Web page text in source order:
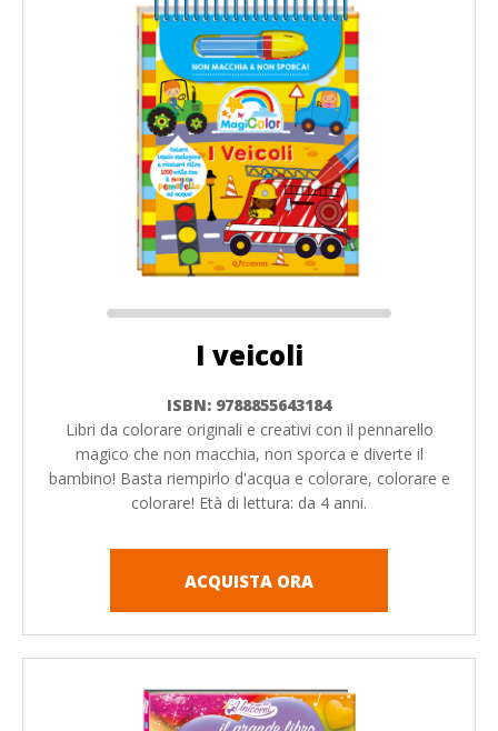
I veicoli
ISBN: 9788855643184
Libri da colorare originali e creativi con il pennarello
magico che non macchia, non sporca e diverte il
bambino! Basta riempirlo d'acqua e colorare, colorare e
colorare! Età di lettura: da 4 anni.
ACQUISTA ORA